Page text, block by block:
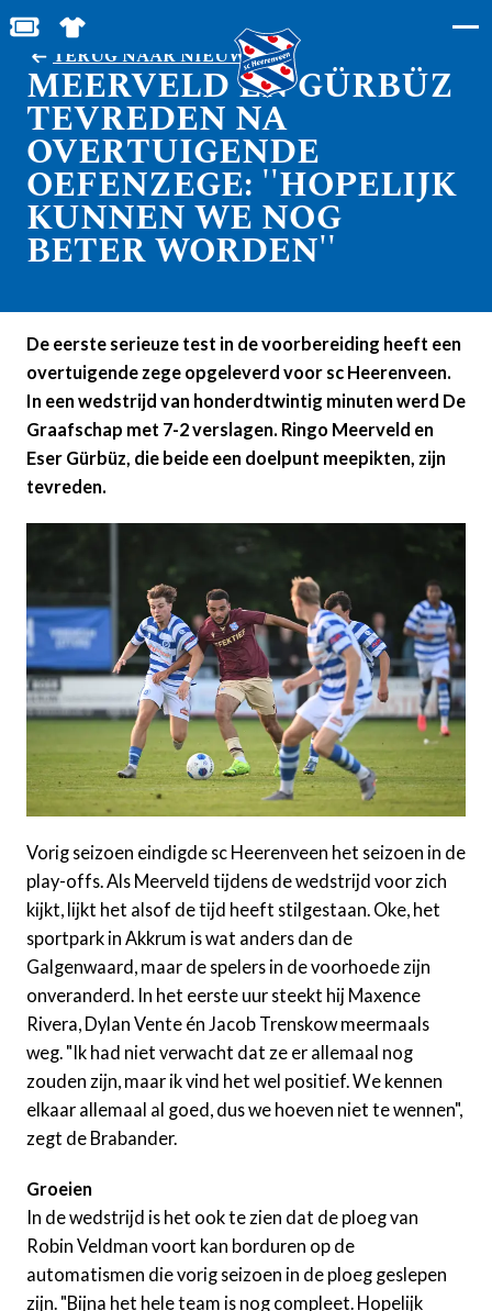
BESTEL JOUW TICKETS
SHOP IN DE FEANSTORE
TERUG NAAR NIEUWS
MEERVELD EN GÜRBÜZ
TEVREDEN NA
OVERTUIGENDE
OEFENZEGE: ''HOPELIJK
KUNNEN WE NOG
BETER WORDEN''
De eerste serieuze test in de voorbereiding heeft een
overtuigende zege opgeleverd voor sc Heerenveen.
In een wedstrijd van honderdtwintig minuten werd De
Graafschap met 7-2 verslagen. Ringo Meerveld en
Eser Gürbüz, die beide een doelpunt meepikten, zijn
tevreden.
Vorig seizoen eindigde sc Heerenveen het seizoen in de
play-offs. Als Meerveld tijdens de wedstrijd voor zich
kijkt, lijkt het alsof de tijd heeft stilgestaan. Oke, het
sportpark in Akkrum is wat anders dan de
Galgenwaard, maar de spelers in de voorhoede zijn
onveranderd. In het eerste uur steekt hij Maxence
Rivera, Dylan Vente én Jacob Trenskow meermaals
weg. "Ik had niet verwacht dat ze er allemaal nog
zouden zijn, maar ik vind het wel positief. We kennen
elkaar allemaal al goed, dus we hoeven niet te wennen",
zegt de Brabander.
Groeien
In de wedstrijd is het ook te zien dat de ploeg van
Robin Veldman voort kan borduren op de
automatismen die vorig seizoen in de ploeg geslepen
zijn. "Bijna het hele team is nog compleet. Hopelijk